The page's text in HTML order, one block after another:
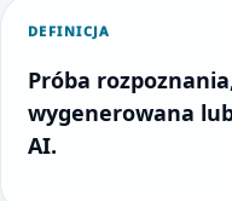
DEFINICJA
Próba
wygenerowana
AI.